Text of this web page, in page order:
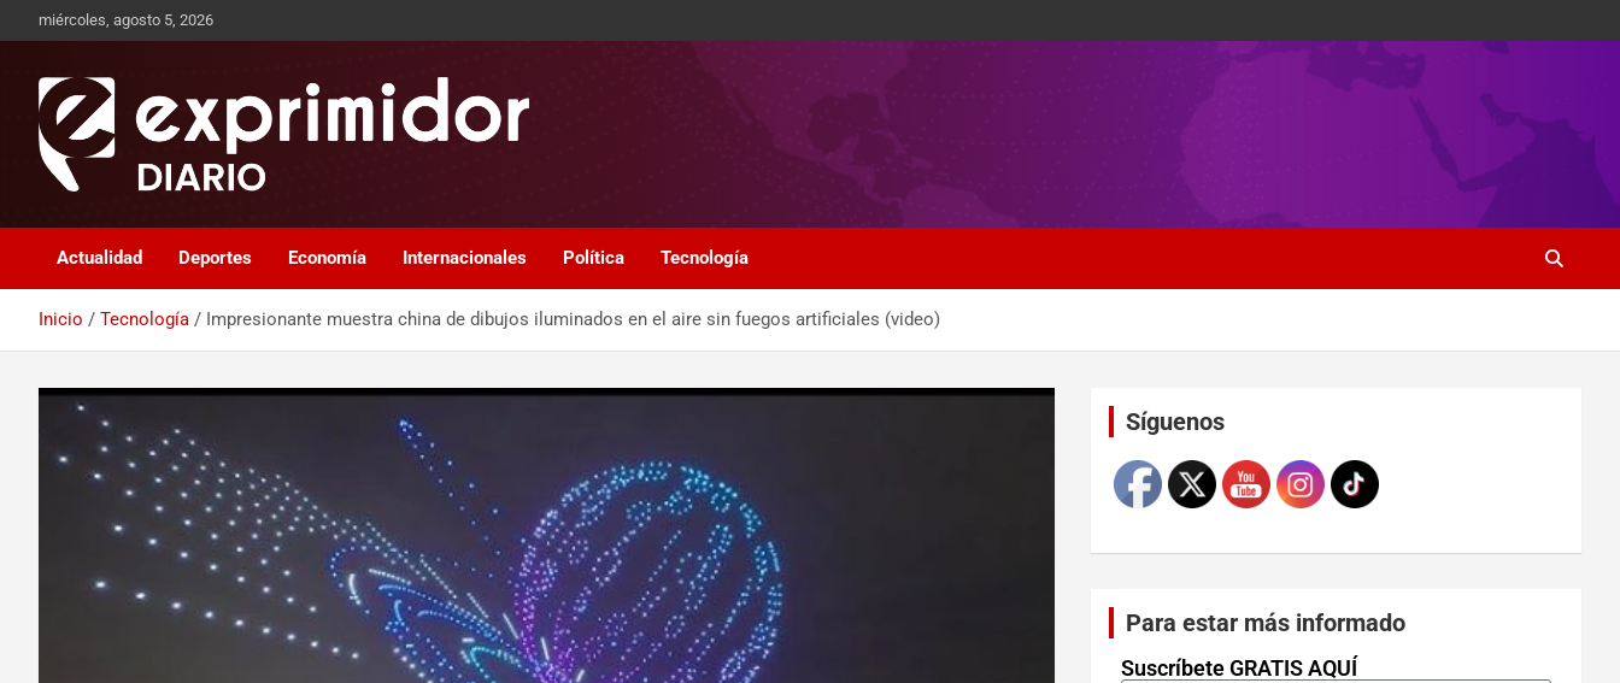
miércoles, agosto 5, 2026
Exprimidor media
Actualidad Deportes Economía Internacionales Política Tecnología
Inicio Tecnología Impresionante muestra china de dibujos iluminados en el aire sin fuegos artificiales (video)
SíguenosSet Youtube Channel ID
Para estar más informado
Suscríbete GRATIS AQUÍ